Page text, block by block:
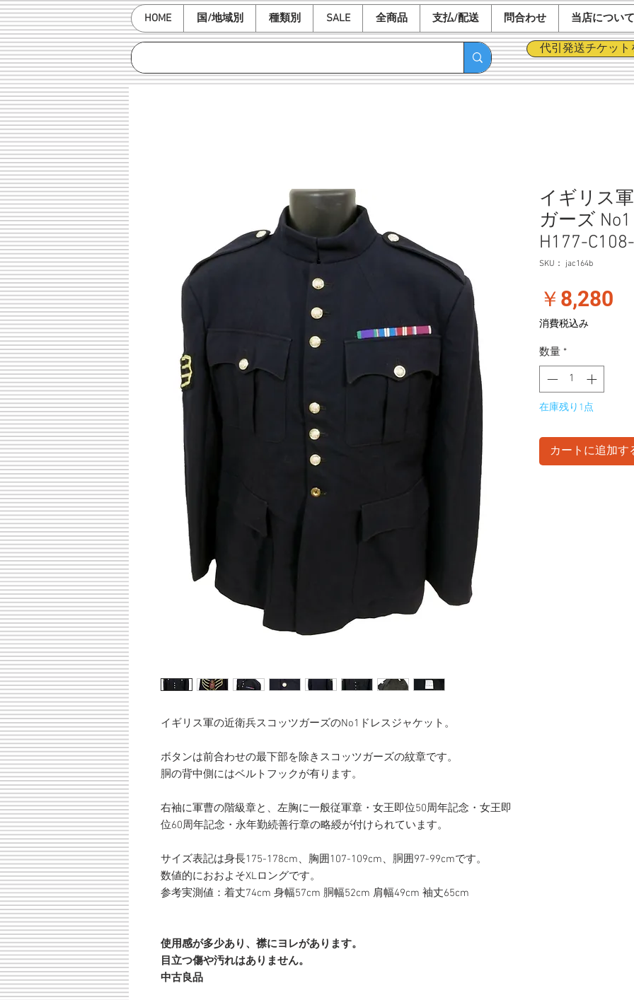
HOME 国/地域別 種類別 SALE 全商品 支払/配送 問合わせ 当店について
代引発送チケッ
イギリス軍の近衛兵スコッツガーズのNo1ドレスジャケット。
ボタンは前合わせの最下部を除きスコッツガーズの紋章です。
胴の背中側にはベルトフックが有ります。
右袖に軍曹の階級章と、左胸に一般従軍章・女王即位50周年記念・女王即
位60周年記念・永年勤続善行章の略綬が付けられています。
サイズ表記は身長175-178cm、胸囲107-109cm、胴囲97-99cmです。
数値的におおよそXLロングです。
参考実測値：着丈74cm 身幅57cm 胴幅52cm 肩幅49cm 袖丈65cm
使用感が多少あり、襟にヨレがあります。
目立つ傷や汚れはありません。
中古良品
イギリス
ガーズ
H177-
SKU： jac164b
￥8,280
消費税込み
数量 *
在庫残り1点
カートに追加す